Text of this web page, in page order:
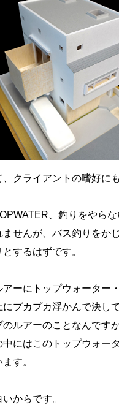
クライアントの嗜好に
、釣りをやら
ませんが、バス釣りをか
するはずです。
アーにトップウォーター
にプカプカ浮かんで決し
ルアーのことなんです
中にはこのトップウォー
す。
からです。